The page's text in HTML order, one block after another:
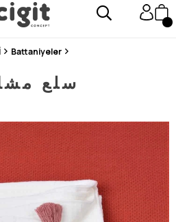
Fiyat Garantisi !
Kargo Ücretsiz !
Şartsız İade İmkanı
Battaniyeler
سلع